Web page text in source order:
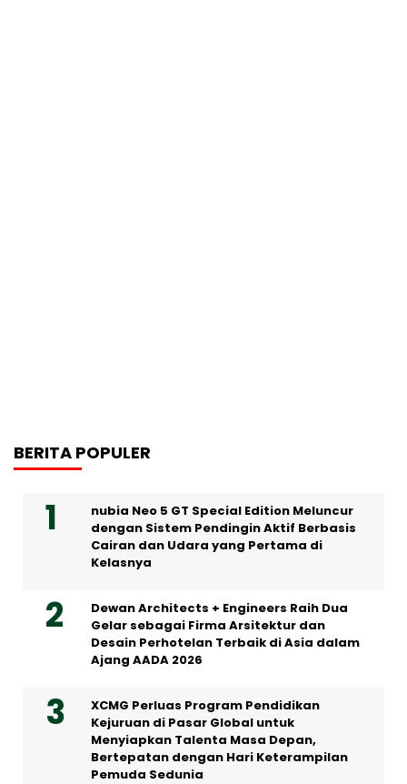
BERITA POPULER
nubia Neo 5 GT Special Edition Meluncur
dengan Sistem Pendingin Aktif Berbasis
Cairan dan Udara yang Pertama di
Kelasnya
Dewan Architects + Engineers Raih Dua
Gelar sebagai Firma Arsitektur dan
Desain Perhotelan Terbaik di Asia dalam
Ajang AADA 2026
XCMG Perluas Program Pendidikan
Kejuruan di Pasar Global untuk
Menyiapkan Talenta Masa Depan,
Bertepatan dengan Hari Keterampilan
Pemuda Sedunia